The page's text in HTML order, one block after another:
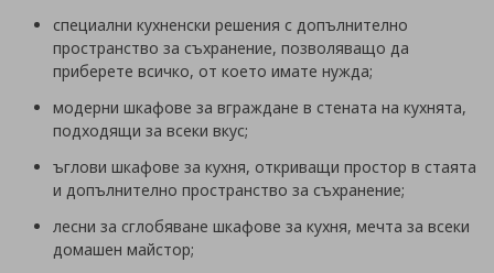
специални кухненски решения с допълнително
пространство за съхранение, позволяващо да
приберете всичко, от което имате нужда;
модерни шкафове за вграждане в стената на кухнята,
подходящи за всеки вкус;
ъглови шкафове за кухня, откриващи простор в стаята
и допълнително пространство за съхранение;
лесни за сглобяване шкафове за кухня, мечта за всеки
домашен майстор;